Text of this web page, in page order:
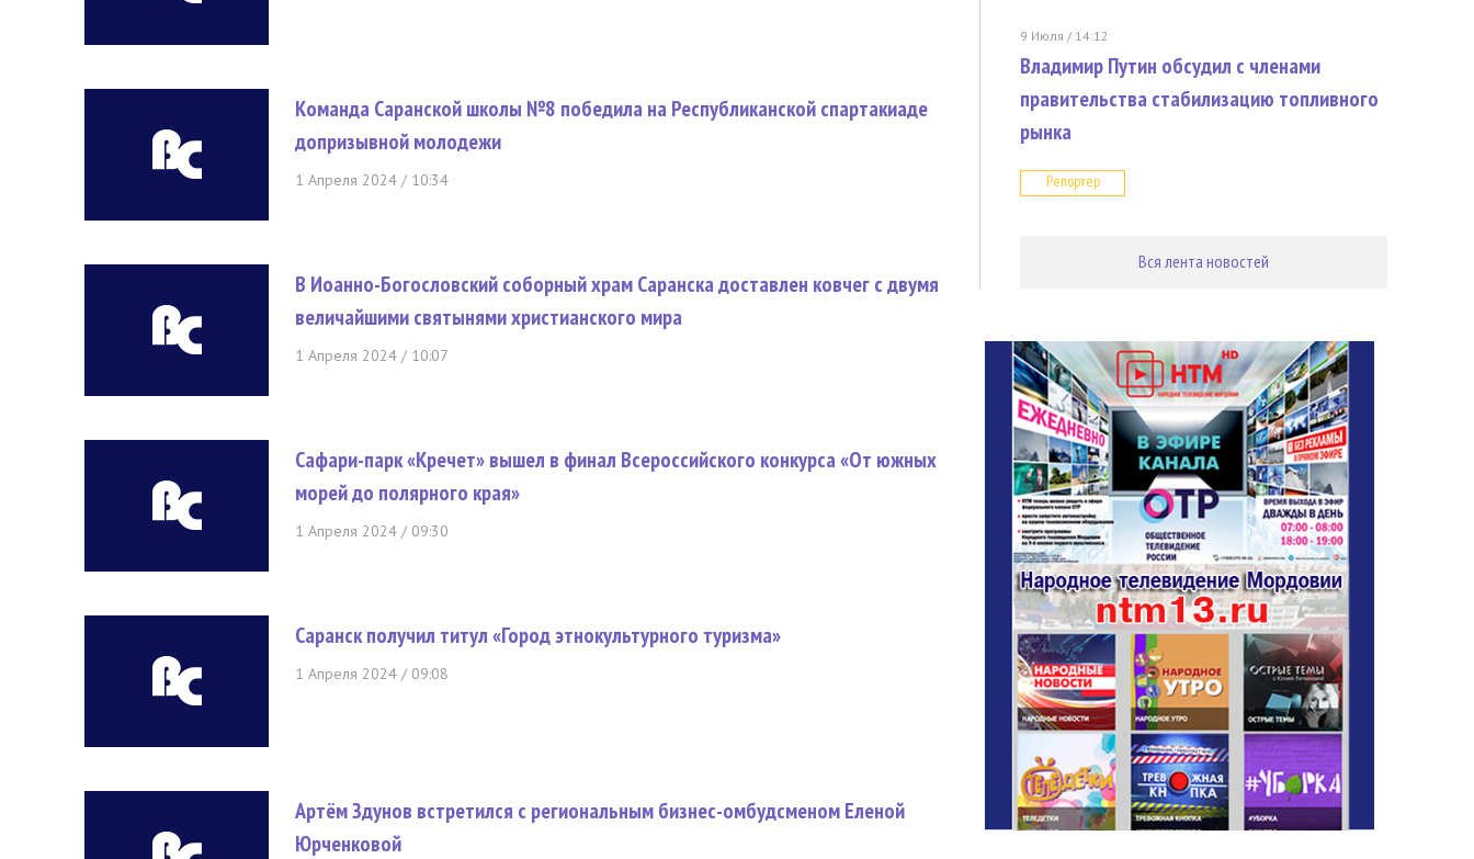
Команда Саранской школы №8 победила на Республиканской спартакиаде
допризывной молодежи
1 Апреля 2024 / 10:34
В Иоанно-Богословский соборный храм Саранска доставлен ковчег с двумя
величайшими святынями христианского мира
1 Апреля 2024 / 10:07
Сафари-парк «Кречет» вышел в финал Всероссийского конкурса «От южных
морей до полярного края»
1 Апреля 2024 / 09:30
Саранск получил титул «Город этнокультурного туризма»
1 Апреля 2024 / 09:08
Артём Здунов встретился с региональным бизнес-омбудсменом Еленой
Юрченковой
9 Июля / 14:12
Владимир Путин обсудил с членами
правительства стабилизацию топливного
рынка
Репортер
Вся лента новостей